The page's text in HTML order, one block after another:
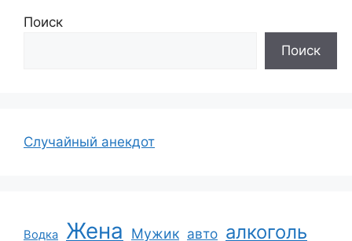
Поиск
Поиск
Случайный анекдот
Водка Жена Мужик авто алкоголь